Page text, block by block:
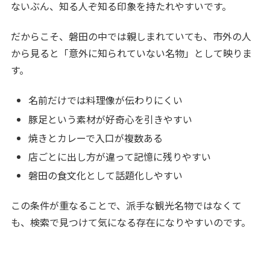
ないぶん、知る人ぞ知る印象を持たれやすいです。
だからこそ、磐田の中では親しまれていても、市外の人
から見ると「意外に知られていない名物」として映りま
す。
名前だけでは料理像が伝わりにくい
豚足という素材が好奇心を引きやすい
焼きとカレーで入口が複数ある
店ごとに出し方が違って記憶に残りやすい
磐田の食文化として話題化しやすい
この条件が重なることで、派手な観光名物ではなくて
も、検索で見つけて気になる存在になりやすいのです。